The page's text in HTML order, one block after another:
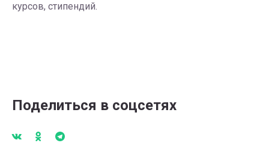
курсов, стипендий.
Поделиться в соцсетях